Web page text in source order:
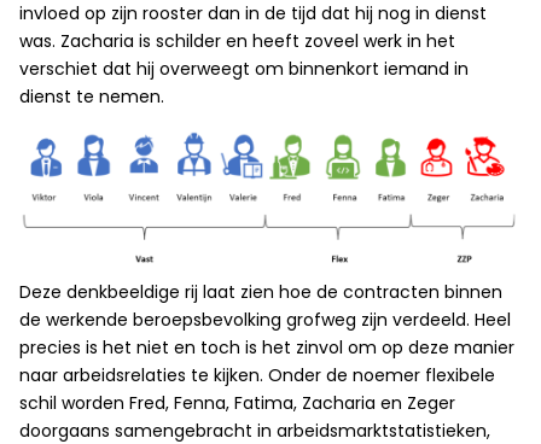
invloed op zijn rooster dan in de tijd dat hij nog in dienst
was. Zacharia is schilder en heeft zoveel werk in het
verschiet dat hij overweegt om binnenkort iemand in
dienst te nemen.
Deze denkbeeldige rij laat zien hoe de contracten binnen
de werkende beroepsbevolking grofweg zijn verdeeld. Heel
precies is het niet en toch is het zinvol om op deze manier
naar arbeidsrelaties te kijken. Onder de noemer flexibele
schil worden Fred, Fenna, Fatima, Zacharia en Zeger
doorgaans samengebracht in arbeidsmarktstatistieken,